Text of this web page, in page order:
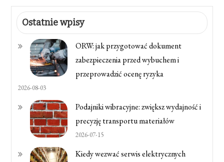
Ostatnie wpisy
ORW: jak przygotować dokument
zabezpieczenia przed wybuchem i
przeprowadzić ocenę ryzyka
2026-08-03
Podajniki wibracyjne: zwiększ wydajność i
precyzję transportu materiałów
2026-07-15
Kiedy wezwać serwis elektrycznych